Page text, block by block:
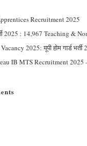
Recruitment 2025
2025 : 14,967 Teaching &
2025: यूपी होम गार्ड भर्ती
IB MTS Recruitment 2025